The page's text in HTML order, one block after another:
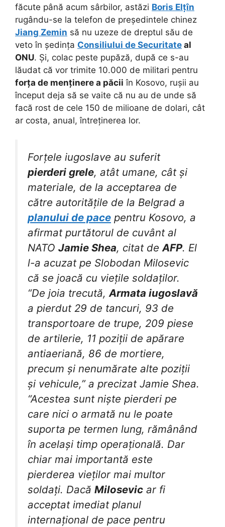
făcute până acum sârbilor, astăzi Boris Elțîn
rugându-se la telefon de președintele chinez
Jiang Zemin să nu uzeze de dreptul său de
veto în ședința Consiliului de Securitate al
ONU. Și, colac peste pupăză, după ce s-au
lăudat că vor trimite 10.000 de militari pentru
forța de menținere a păcii în Kosovo, rușii au
început deja să se vaite că nu au de unde să
facă rost de cele 150 de milioane de dolari, cât
ar costa, anual, întreținerea lor.
Forțele iugoslave au suferit
pierderi grele, atât umane, cât și
materiale, de la acceptarea de
către autoritățile de la Belgrad a
planului de pace pentru Kosovo, a
afirmat purtătorul de cuvânt al
NATO Jamie Shea, citat deAFP. El
l-a acuzat pe Slobodan Milosevic
că se joacă cu viețile soldaților.
“De joia trecută,Armata iugoslavă
a pierdut 29 de tancuri, 93 de
transportoare de trupe, 209 piese
de artilerie, 11 poziții de apărare
antiaeriană, 86 de mortiere,
precum și nenumărate alte poziții
și vehicule,” a precizat Jamie Shea.
“Acestea sunt niște pierderi pe
care nici o armată nu le poate
suporta pe termen lung, rămânând
în același timp operațională. Dar
chiar mai importantă este
pierderea vieților mai multor
soldați. Dacă Milosevic ar fi
acceptat imediat planul
internațional de pace pentru